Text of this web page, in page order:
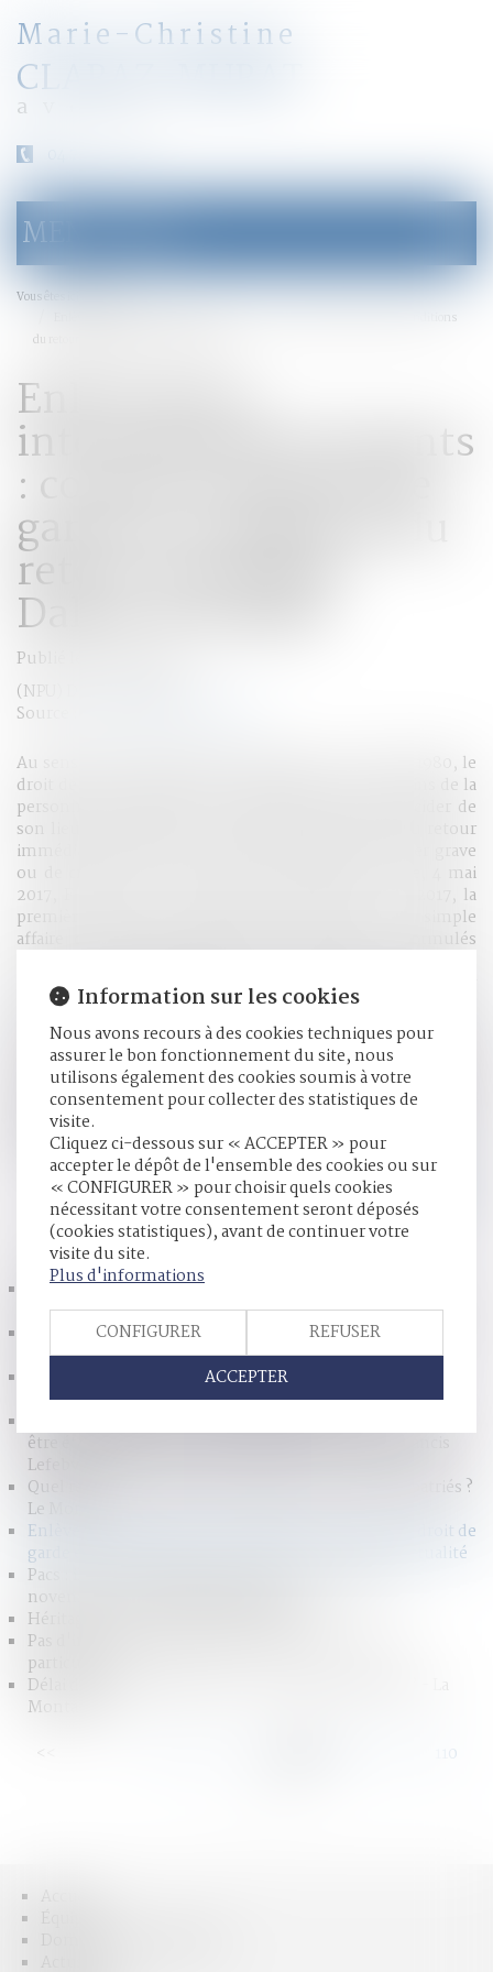
Marie-Christine
CLARAZ-MURAT
avocat
le
menu
MENU
Vous êtes ici :
Enlèvement international d’enfants : contours du droit de garde et conditions
du retour immédiat - Dalloz Actualité
Enlèvement
international d’enfants
: contours du droit de
garde et conditions du
retour immédiat -
Dalloz Actualité
Publié le :
(NPU) Droit de la famille
Source :
Au sens de la convention de La Haye du 25 octobre 1980, le
droit de garde comprend le droit portant sur les soins de la
personne de l’enfant et en particulier celui de décider de
son lieu de résidence. Il peut être fait exception au retour
immédiat de l’enfant s’il existe un risque de danger grave
ou de création d’une situation intolérable. Civ. 1re, 4 mai
2017, F-P+B, n° 17-11.031 Par son arrêt du 4 mai 2017, la
première chambre civile fournit, à partir d’une simple
affaire d’espèce, des éléments intéressants et formulés
œuvre de la Convention de La Haye du 25 octobre 1980 sur
les aspects civils de l’enlèvement international d’enfants.
Dans ce dossier, à la suite d’un divorce prononcé en Israël,
les modalités d’exercice de l’autorité parentale avaient été
définies par un juge israélien. La mère et l’enfant avaient
quitté Israël pour rejoindre la France. Le père avait alors saisi
un juge français sur le fondement de la Convention du 25
octobre 1980, pour obtenir le retour de l’enfant en Israël.
Deux difficultés spécifiques ont alors surgi...Lire la suite
HISTORIQUE
Transmission : les choix des familles recomposées - Les
Echos
Divorce : l’adultère du mari avec la sœur de son épouse est
dépourvu de gravité - Le Monde du Droit
La nouvelle place des enfants dans le divorce par
consentement mutuel de leurs parents
être établi à partir de pièces médicales - Éditions Francis
Lefebvre
Quel régime matrimonial s’applique aux époux expatriés ?
Le Monde
Enlèvement international d’enfants : contours du droit de
garde et conditions du retour immédiat - Dalloz Actualité
Pacs : il pourra être signé en mairie à partir du 1er
novembre 2017 | Dossier Familial
Héritage : les erreurs à éviter - MACSF
Pas d'inscription de "sexe neutre" à l'état civil - Le
particulier
Délai de prescription pénale : comment ça marche? - La
Montagne
110
Accueil
Information sur les cookies
Nous avons recours à des cookies techniques pour
assurer le bon fonctionnement du site, nous
utilisons également des cookies soumis à votre
consentement pour collecter des statistiques de
visite.
Cliquez ci-dessous sur « ACCEPTER » pour
accepter le dépôt de l'ensemble des cookies ou sur
« CONFIGURER » pour choisir quels cookies
nécessitant votre consentement seront déposés
(cookies statistiques), avant de continuer votre
visite du site.
Plus d'informations
CONFIGURER
REFUSER
ACCEPTER